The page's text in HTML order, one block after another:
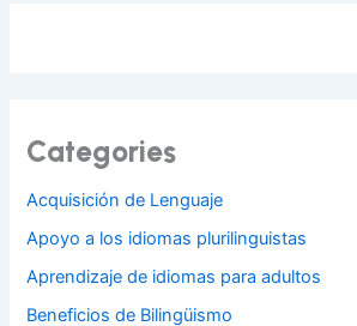
Categories
Acquisición de Lenguaje
Apoyo a los idiomas plurilinguistas
Aprendizaje de idiomas para adultos
Beneficios de Bilingüismo